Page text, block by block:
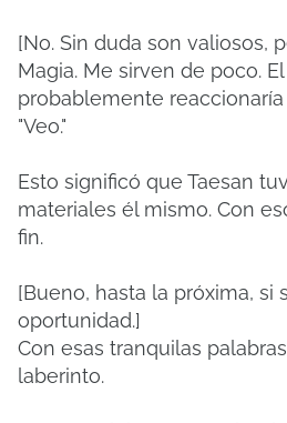
[No. Sin duda son valiosos,
Magia. Me sirven de poco.
probablemente reaccionaría
"Veo."
Esto significó que Taesan
materiales él mismo. Con
fin.
[Bueno, hasta la próxima, si
oportunidad.]
Con esas tranquilas
laberinto.